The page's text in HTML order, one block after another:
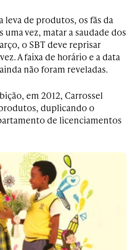
leva de produtos, os fãs da
vez, matar a saudade dos
o SBT deve reprisar
A faixa de horário e a data
não foram reveladas.
em 2012, Carrossel
duplicando o
de licenciamentos